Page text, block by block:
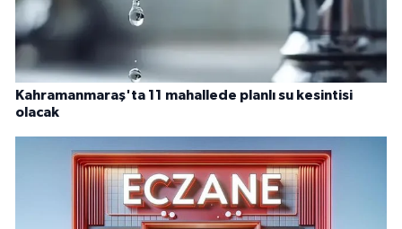
Kahramanmaraş'ta 11 mahallede planlı su kesintisi
olacak